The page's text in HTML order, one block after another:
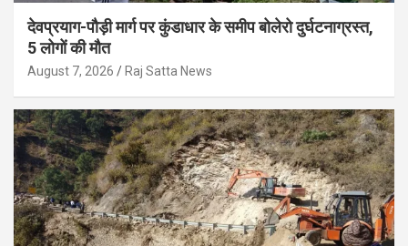
देवप्रयाग-पौड़ी मार्ग पर कुंडाधार के समीप बोलेरो दुर्घटनाग्रस्त,
5 लोगों की मौत
August 7, 2026 Raj Satta News